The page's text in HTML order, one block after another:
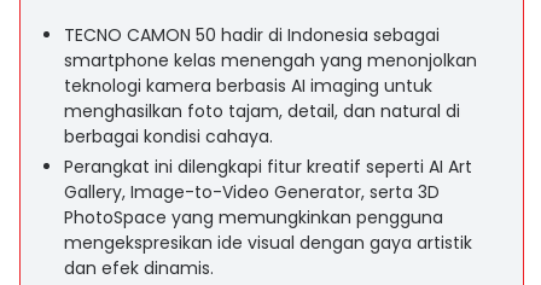
TECNO CAMON 50 hadir di Indonesia sebagai
smartphone kelas menengah yang menonjolkan
teknologi kamera berbasis AI imaging untuk
menghasilkan foto tajam, detail, dan natural di
berbagai kondisi cahaya.
Perangkat ini dilengkapi fitur kreatif seperti AI Art
Gallery, Image-to-Video Generator, serta 3D
PhotoSpace yang memungkinkan pengguna
mengekspresikan ide visual dengan gaya artistik
dan efek dinamis.